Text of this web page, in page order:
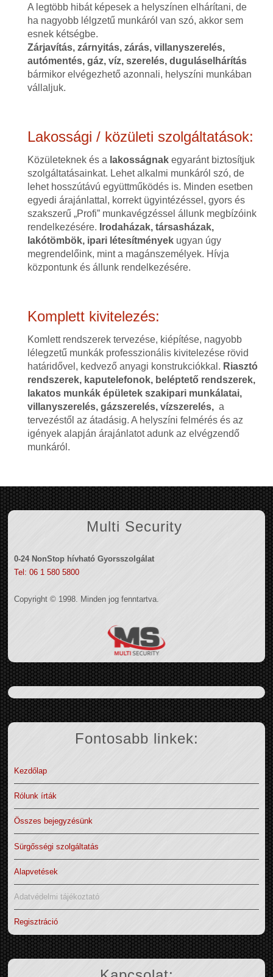
A legtöbb hibát képesek a helyszínen elhárítani, de
ha nagyobb lélgzetű munkáról van szó, akkor sem
esnek kétségbe.
Zárjavítás, zárnyitás, zárás, villanyszerelés,
autómentés, gáz, víz, szerelés, duguláselhárítás
bármikor elvégezhető azonnali, helyszíni munkában
vállaljuk.
Lakossági / közületi szolgáltatások:
Közületeknek és a lakosságnakegyaránt biztosítjuk
szolgáltatásainkat. Lehet alkalmi munkáról szó, de
lehet hosszútávú együttműködés is. Minden esetben
egyedi árajánlattal, korrekt ügyintézéssel, gyors és
szakszerű „Profi” munkavégzéssel állunk megbízóink
rendelkezésére. Irodaházak, társasházak,
lakótömbök, ipari létesítményekugyan úgy
megrendelőink, mint a magánszemélyek. Hívja
központunk és állunk rendelkezésére.
Komplett kivitelezés:
Komlett rendszerek tervezése, kiépítése, nagyobb
lélegzetű munkák professzionális kivitelezése rövid
határidővel, kedvező anyagi konstrukciókkal. Riasztó
rendszerek, kaputelefonok, beléptető rendszerek,
lakatos munkák épületek szakipari munkálatai,
villanyszerelés, gázszerelés, vízszerelés,a
tervezéstől az átadásig. A helyszíni felmérés és az
igények alapján árajánlatot adunk az elvégzendő
munkáról.
Multi Security
0-24 NonStop hívható Gyorsszolgálat
Tel: 06 1 580 5800
Copyright © 1998. Minden jog fenntartva.
Fontosabb linkek:
Kezdőlap
Rólunk írták
Összes bejegyzésünk
Sürgősségi szolgáltatás
Alapvetések
Adatvédelmi tájékoztató
Regisztráció